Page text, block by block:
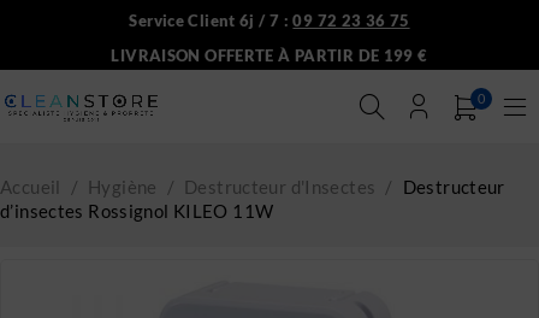
Service Client 6j / 7 :09 72 23 36 75
LIVRAISON OFFERTE À PARTIR DE 199 €
0
Accueil / Hygiène / Destructeur d'Insectes /
Destructeur
d’insectes Rossignol KILEO 11W